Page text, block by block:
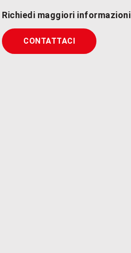
Richiedi maggiori informazioni
CONTATTACI